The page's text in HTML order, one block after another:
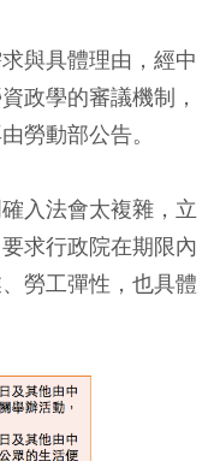
與具體理由，經中
政學的審議機制，
勞動部公告。
入法會太複雜，立
求行政院在期限內
勞工彈性，也具體